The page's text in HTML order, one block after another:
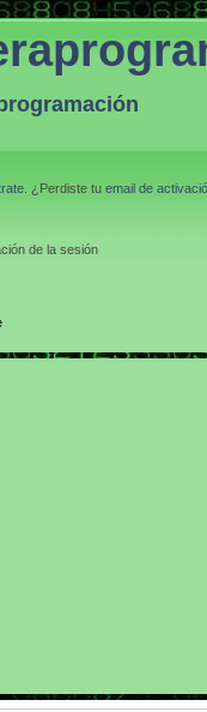
. ¿Perdiste tu email de
de la sesión